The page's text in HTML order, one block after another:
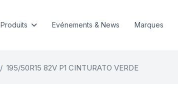
Produits Evénements & News Marques
195/50R15 82V P1 CINTURATO VERDE